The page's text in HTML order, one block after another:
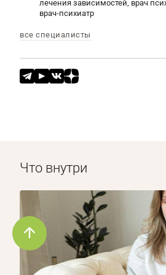
лечения зависимостей, врач
врач-психиатр
все специалисты
Что внутри